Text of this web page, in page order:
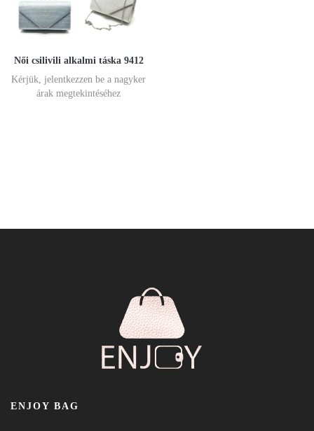
Női csilivili alkalmi táska 9412
Kérjük, jelentkezzen be a nagyker
árak megtekintéséhez
ENJOY BAG